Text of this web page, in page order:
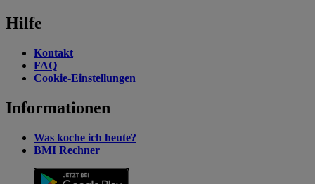
Hilfe
Kontakt
FAQ
Cookie-Einstellungen
Informationen
Was koche ich heute?
BMI Rechner